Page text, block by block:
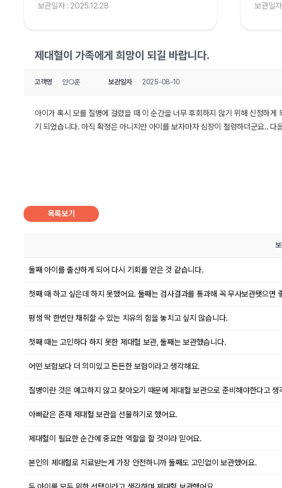
보관일자 : 2025.12.28 보관일
제대혈이 가족에게 희망이 되길 바랍니다.
고객명 안○훈 보관일자 2025-08-10
아이가 혹시 모를 질병에 걸렸을 때 이 순간을 너무 후회하지 않기 위해 신청하
기 되었습니다. 아직 확정은 아니지만 아이를 보자마자 심장이 철렁하더군요..
목록보기
보
둘째 아이를 출산하게 되어 다시 기회를 얻은 것 같습니다.
첫째 때 하고 싶은데 하지 못했어요. 둘째는 검사결과를 통과해 꼭 무사보관됏으면
평생 딱 한번만 채취할 수 있는 치유의 힘을 놓치고 싶지 않습니다.
첫째 때는 고민하다 하지 못한 제대혈 보관, 둘째는 보관했습니다.
어떤 보험보다 더 의미있고 든든한 보험이라고 생각해요.
질병이란 것은 예고하지 않고 찾아오기 때문에 제대혈 보관으로 준비해야한다고 생
아빠같은 존재 제대혈 보관을 선물하기로 했어요.
제대혈이 필요한 순간에 중요한 역할을 할 것이라 믿어요.
본인의 제대혈로 치료받는게 가장 안전하니까 둘째도 고민없이 보관했어요.